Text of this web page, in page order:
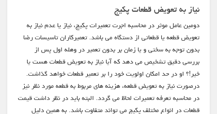
نیاز به تعویض قطعات پکیج
دومین عامل موثر در محاسبه اجرت تعمیرات پکیج، نیاز یا عدم نیاز به
تعویض قطعه یا قطعاتی از دستگاه می باشد. تعمیرکاران تاسیسات رضا
بدون توجه به سختی و یا زمان بر بدون تعمیر در وهله اول پس از
بررسی دقیق تشخیص می دهد که آیا نیاز به تعویض قطعات هست یا
خیر!؟ او در حد امکان اولویت خود را بر تعمیر قطعات خواهد گذاشت.
درصورت نیاز به تعویض قطعه، هزینه های مربوط به قطعه مورد نظر نیز
در محاسبه تعرفه تعمیرات لحاظ می گردد. البته باید در نظر داشت قیمت
قطعات در انواع مختلف پکیج می تواند متفاوت باشد. به همین دلیل